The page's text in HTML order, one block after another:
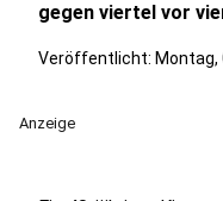
gegen viertel vor
Veröffentlicht: Montag,
Anzeige